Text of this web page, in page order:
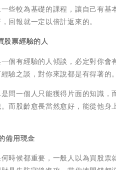
些較為基礎的課程，讓自己有
回報就一定以倍計返來的。
股票經驗的人
個有經驗的人傾談，必定對你
驗之談，對你來說都是有得著的。
問一個人只能獲得片面的知識
而股齡愈長當然愈好，能從他
備用現金
時候都重要，一般人以為買股